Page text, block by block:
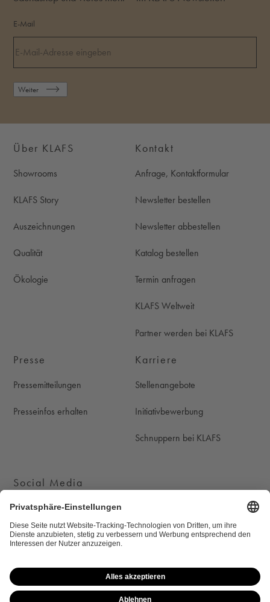
E-Mail
Weiter
Über KLAFS
Showrooms
KLAFS Story
Auszeichnungen
Qualität
Ökologie
Kontakt
Anfrage, Kontaktformular
Newsletter bestellen
Newsletter abbestellen
Katalog bestellen
Termin anfragen
KLAFS Weltweit
Partner werden bei KLAFS
Presse
Pressemitteilungen
Presseinfos erhalten
Karriere
Stellenangebote
Initiativbewerbung
Schnuppern bei KLAFS
Social Media
KLAFS auf Instagram
KLAFS auf Youtube
KLAFS auf Pinterest
KLAFS auf Facebook
Newsletter Datenschutz